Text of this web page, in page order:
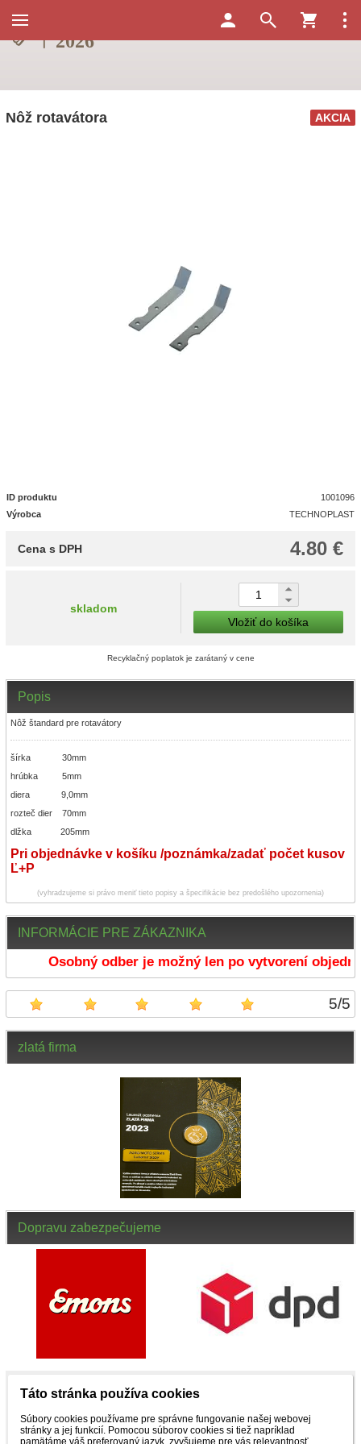
INFORMÁCIE PRE ZÁKAZNIKA
Osobný odber je možný len po vytvorení
5/5
zlatá firma
Dopravu zabezpečujeme
AKCIA
Nôž rotavátora
ID produktu
1001096
Výrobca
TECHNOPLAST
4.80 €
Cena s DPH
skladom
Vložiť do košíka
Recyklačný poplatok je zarátaný v cene
Popis
Nôž štandard pre rotavátory
šírka 30mm
hrúbka 5mm
diera 9,0mm
rozteč dier 70mm
dlžka 205mm
Pri objednávke v košíku /poznámka/zadať počet kusov
Ľ+P
(vyhradzujeme si právo meniť tieto popisy a špecifikácie bez predošlého upozornenia)
Táto stránka používa cookies
Súbory cookies používame pre správne fungovanie našej webovej
stránky a jej funkcií. Pomocou súborov cookies si tiež napríklad
pamätáme váš preferovaný jazyk, zvyšujeme pre vás relevantnosť